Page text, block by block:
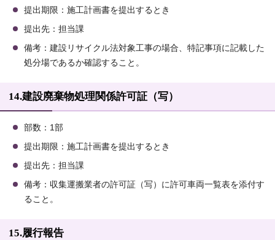
提出期限：施工計画書を提出するとき
提出先：担当課
備考：建設リサイクル法対象工事の場合、特記事項に記載した
処分場であるか確認すること。
14.建設廃棄物処理関係許可証（写）
部数：1部
提出期限：施工計画書を提出するとき
提出先：担当課
備考：収集運搬業者の許可証（写）に許可車両一覧表を添付す
ること。
15.履行報告